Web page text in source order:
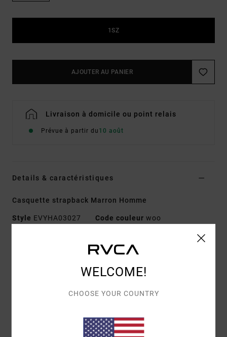
1SZ
AJOUTER AU PANIER
Livraison à domicile ou point relais
Prévue à partir du 10 août
Details & caractéristiques
Casquette strapback Marron Homme
Style EVYHA03027 Code couleur woo
5 panneaux avec fermeture clipback
[Matière principale] 80% polyester, 20%
WELCOME!
CHOOSE YOUR COUNTRY